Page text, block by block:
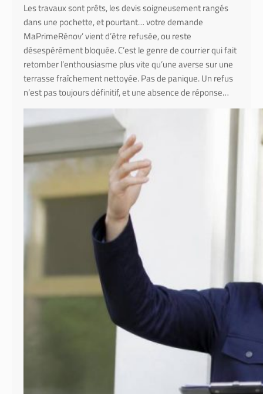
Les travaux sont prêts, les devis soigneusement rangés
dans une pochette, et pourtant… votre demande
MaPrimeRénov’ vient d’être refusée, ou reste
désespérément bloquée. C’est le genre de courrier qui fait
retomber l’enthousiasme plus vite qu’une averse sur une
terrasse fraîchement nettoyée. Pas de panique. Un refus
n’est pas toujours définitif, et une absence de réponse…